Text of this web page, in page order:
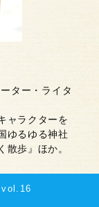
ター・ライタ
ャラクターを
ゆるゆる神社
散歩』ほか。
vol.16